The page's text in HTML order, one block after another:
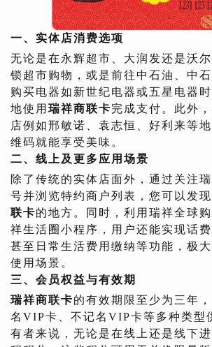
一、实体店消费选项
无论是在永辉超市、大润发还是沃
锁超市购物，或是前往中石油、中
购买电器如新世纪电器或五星电器
地使用 瑞祥商联卡完成支付。此外
店例如邢敏诺、袁志恒、好利来等
维码就能享受美味。
二、线上及更多应用场景
除了传统的实体店面外，通过关注
号并浏览特约商户列表，您可以发
联卡的地方。同时，利用瑞祥全球
祥生活圈小程序，用户还能实现话
甚至日常生活费用缴纳等功能，极
使用场景。
三、会员权益与有效期
瑞祥商联卡的有效期限至少为三年
名VIP卡、不记名VIP卡等多种类型
有者来说，无论是在线上还是线下